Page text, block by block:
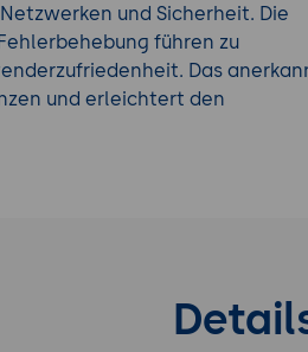
und Sicherheit. Die
führen zu
Das
und erleichtert den